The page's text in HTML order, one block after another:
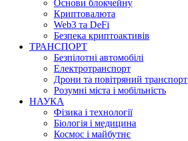
Основи блокчейну
Криптовалюта
Web3 та DeFi
Безпека криптоактивів
ТРАНСПОРТ
Безпілотні автомобілі
Електротранспорт
Дрони та повітряний транспорт
Розумні міста і мобільність
НАУКА
Фізика і технології
Біологія і медицина
Космос і майбутнє